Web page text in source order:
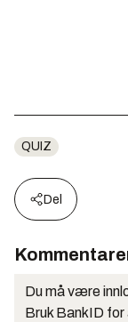
QUIZ
Del
Du må være
Bruk BankID